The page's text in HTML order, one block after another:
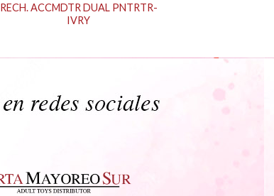
RECH. ACCMDTR DUAL PNTRTR-
IVRY